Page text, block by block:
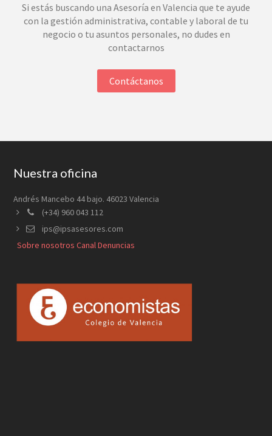
Si estás buscando una Asesoría en Valencia que te ayude
con la gestión administrativa, contable y laboral de tu
negocio o tu asuntos personales, no dudes en
contactarnos
Contáctanos
Footer
Nuestra oficina
Andrés Mancebo 44 bajo. 46023 Valencia
(+34) 960 043 112
ips@ipsasesores.com
Sobre nosotros Canal Denuncias